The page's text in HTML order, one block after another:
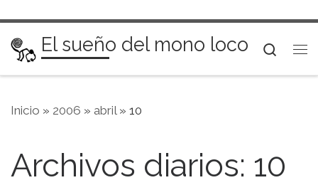
Saltar al contenido
El sueño del mono loco
Inicio » 2006 » abril » 10
Archivos diarios: 10